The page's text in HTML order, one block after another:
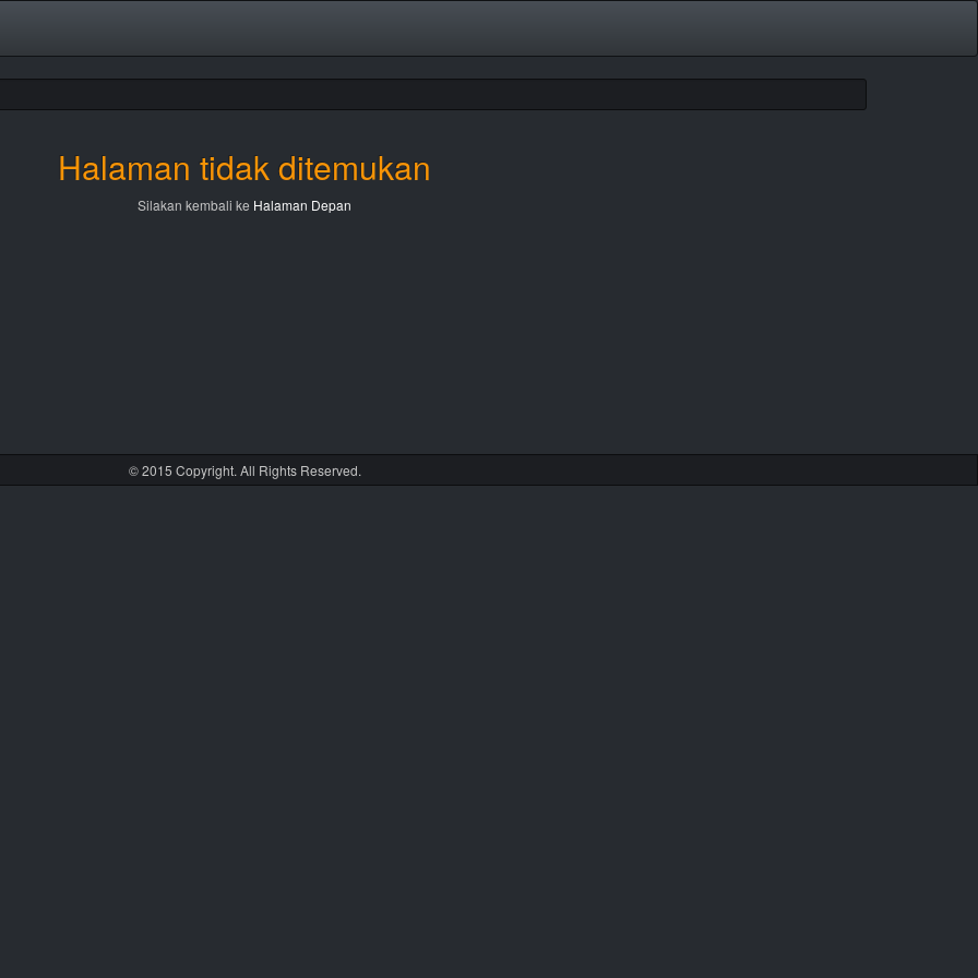
Halaman tidak ditemukan
Silakan kembali ke Halaman Depan
© 2015 Copyright. All Rights Reserved.